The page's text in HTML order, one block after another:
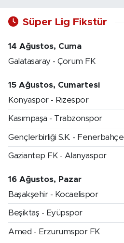
Süper Lig Fikstür
14 Ağustos, Cuma
Galatasaray - Çorum FK
15 Ağustos, Cumartesi
Konyaspor - Rizespor
Kasımpaşa - Trabzonspor
Gençlerbirliği S.K. - Fenerbahçe
Gaziantep FK - Alanyaspor
16 Ağustos, Pazar
Başakşehir - Kocaelispor
Beşiktaş - Eyüpspor
Amed - Erzurumspor FK